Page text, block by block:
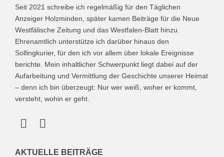
Seit 2021 schreibe ich regelmäßig für den Täglichen
Anzeiger Holzminden, später kamen Beiträge für die Neue
Westfälische Zeitung und das Westfalen-Blatt hinzu.
Ehrenamtlich unterstütze ich darüber hinaus den
Sollingkurier, für den ich vor allem über lokale Ereignisse
berichte. Mein inhaltlicher Schwerpunkt liegt dabei auf der
Aufarbeitung und Vermittlung der Geschichte unserer Heimat
– denn ich bin überzeugt: Nur wer weiß, woher er kommt,
versteht, wohin er geht.
AKTUELLE BEITRÄGE